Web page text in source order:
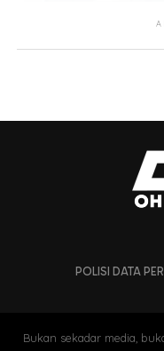
POLISI DATA
Bukan sekadar media,